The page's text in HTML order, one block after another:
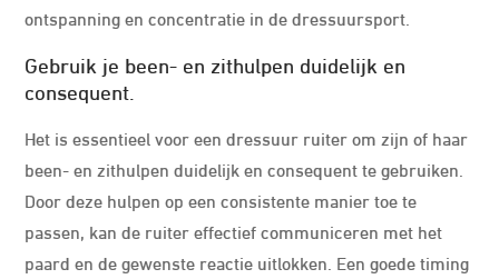
ontspanning en concentratie in de dressuursport.
Gebruik je been- en zithulpen duidelijk en
consequent.
Het is essentieel voor een dressuur ruiter om zijn of haar
been- en zithulpen duidelijk en consequent te gebruiken.
Door deze hulpen op een consistente manier toe te
passen, kan de ruiter effectief communiceren met het
paard en de gewenste reactie uitlokken. Een goede timing